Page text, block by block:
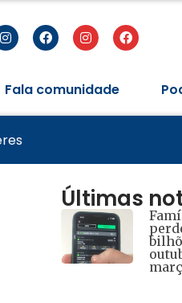
Fala comunidade
2026
Últimas